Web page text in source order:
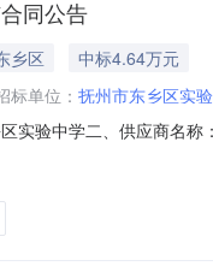
同公告
乡区
中标4.64万元
标单位： 抚州市东乡区实
实验中学二、供应商名
件